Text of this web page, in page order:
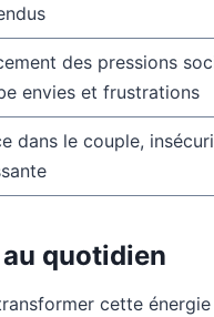
des pressions
envies et frustrations
dans le couple,
quotidien
cette